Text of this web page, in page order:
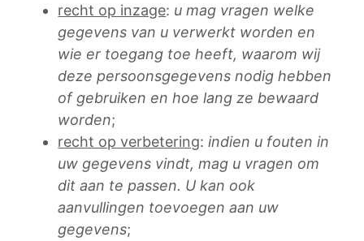
recht op inzage: u mag vragen welke
gegevens van u verwerkt worden en
wie er toegang toe heeft, waarom wij
deze persoonsgegevens nodig hebben
of gebruiken en hoe lang ze bewaard
worden;
recht op verbetering:indien u fouten in
uw gegevens vindt, mag u vragen om
dit aan te passen. U kan ook
aanvullingen toevoegen aan uw
gegevens;